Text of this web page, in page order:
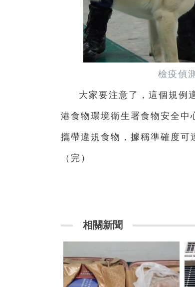
檢疫偵
大家要注意了，這個規例
港食物環境衛生署食物安全中
攜帶違規食物，據稱準確度可
（完）
相關新聞